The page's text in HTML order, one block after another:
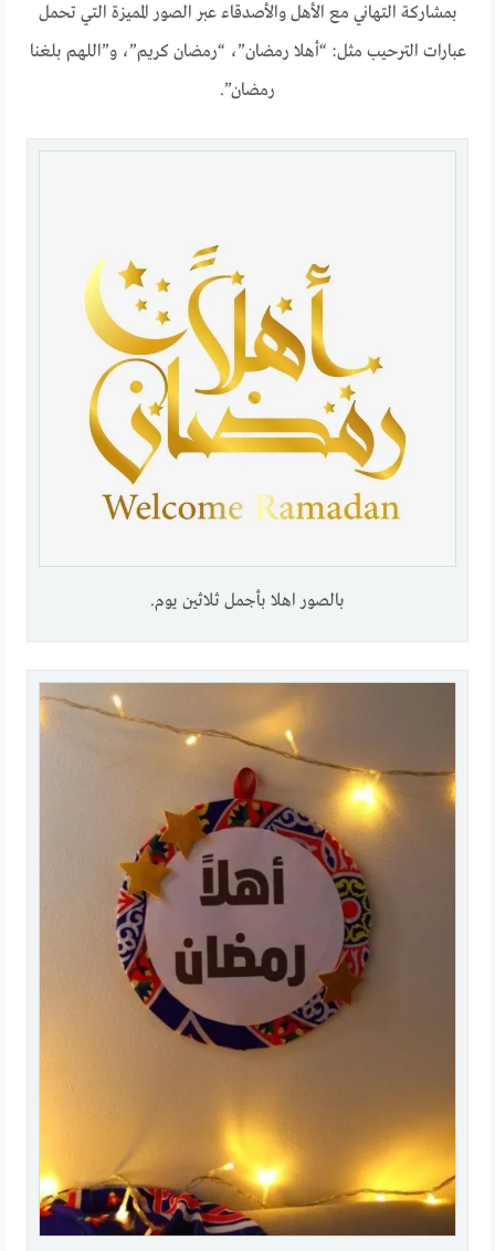
بمشاركة التهاني مع الأهل والأصدقاء عبر الصور المميزة التي تحمل
عبارات الترحيب مثل: “أهلا رمضان”، “رمضان كريم”، و”اللهم بلغنا
رمضان”.
بالصور اهلا بأجمل ثلاثين يوم.